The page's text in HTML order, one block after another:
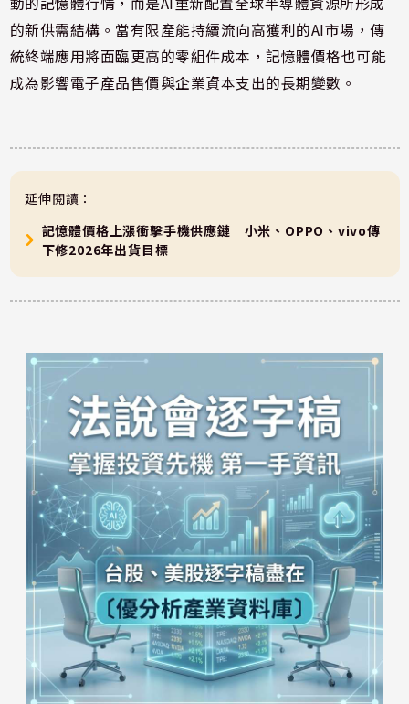
的新供需結構。當有限產能持續流向高獲利的AI市場，傳
統終端應用將面臨更高的零組件成本，記憶體價格也可能
成為影響電子產品售價與企業資本支出的長期變數。
延伸閱讀：
記憶體價格上漲衝擊手機供應鏈 小米、OPPO、vivo傳
下修2026年出貨目標